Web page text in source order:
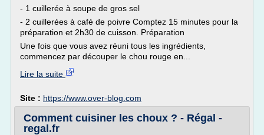
- 1 cuillerée à soupe de gros sel
- 2 cuillerées à café de poivre Comptez 15 minutes pour la
préparation et 2h30 de cuisson. Préparation
Une fois que vous avez réuni tous les ingrédients,
commencez par découper le chou rouge en...
Lire la suite
Site : https://www.over-blog.com
Comment cuisiner les choux ? - Régal -
regal.fr